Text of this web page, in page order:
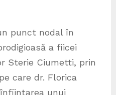
punct nodal în
a fiicei
Sterie Ciumetti, prin
care dr. Florica
unui